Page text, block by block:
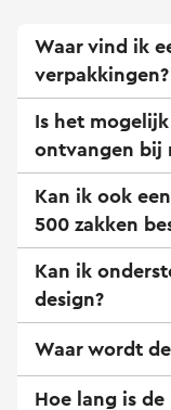
Waar vind ik
verpakkingen?
Is het
ontvangen bij
Kan ik ook
500 zakken
Kan ik
design?
Waar wordt
Hoe lang is